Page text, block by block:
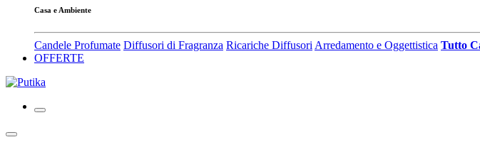
Casa e Ambiente
Candele Profumate Diffusori di Fragranza Ricariche Diffusori Arredamento e Oggettistica Tutto
OFFERTE